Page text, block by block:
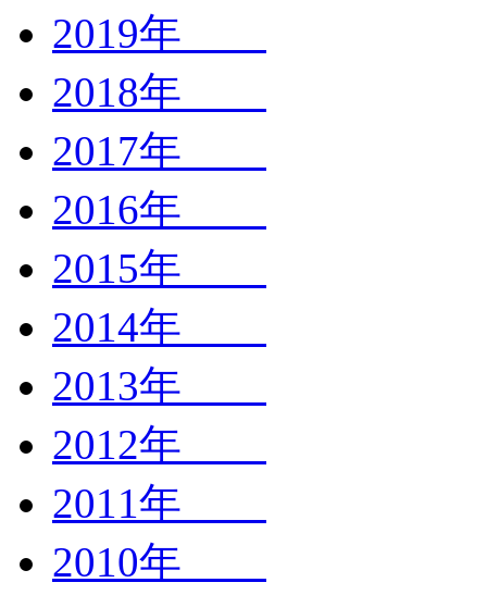
2019年
2018年
2017年
2016年
2015年
2014年
2013年
2012年
2011年
2010年